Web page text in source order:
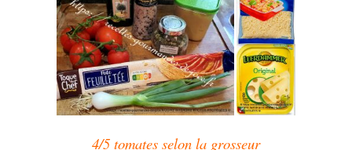
4/5 tomates selon la grosseur